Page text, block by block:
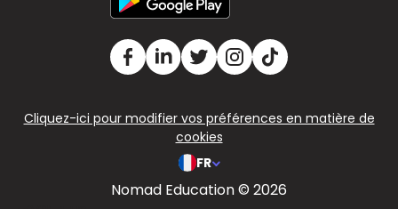
Cliquez-ici pour modifier vos préférences en matière de
cookies
FR
Nomad Education © 2026